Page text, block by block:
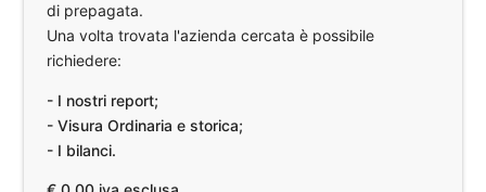
di prepagata.
Una volta trovata l'azienda cercata è possibile
richiedere:
- I nostri report;
- Visura Ordinaria e storica;
- I bilanci.